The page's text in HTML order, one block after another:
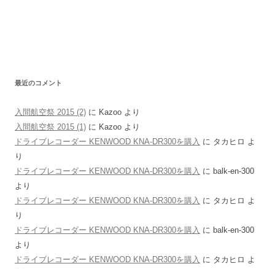
最近のコメント
入間航空祭 2015 (2) に Kazoo より
入間航空祭 2015 (1) に Kazoo より
ドライブレコーダー KENWOOD KNA-DR300を購入 に タカヒロ よ
り
ドライブレコーダー KENWOOD KNA-DR300を購入 に balk-en-300
より
ドライブレコーダー KENWOOD KNA-DR300を購入 に タカヒロ よ
り
ドライブレコーダー KENWOOD KNA-DR300を購入 に balk-en-300
より
ドライブレコーダー KENWOOD KNA-DR300を購入 に タカヒロ よ